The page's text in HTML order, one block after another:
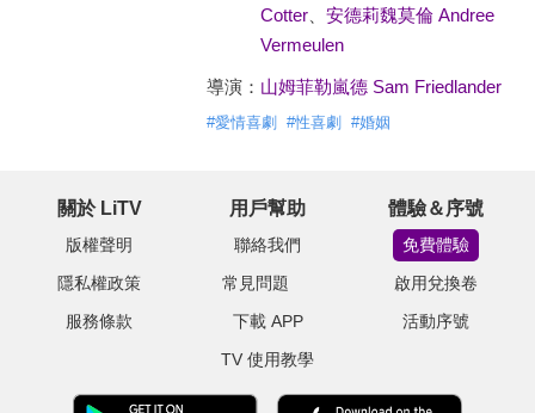
Cotter、 安德莉魏莫倫 Andree
Vermeulen
導演： 山姆菲勒嵐德 Sam Friedlander
#愛情喜劇 #性喜劇 #婚姻
關於 LiTV
版權聲明
隱私權政策
服務條款
用戶幫助
聯絡我們
常見問題
下載 APP
TV 使用教學
體驗＆序號
免費體驗
啟用兌換卷
活動序號